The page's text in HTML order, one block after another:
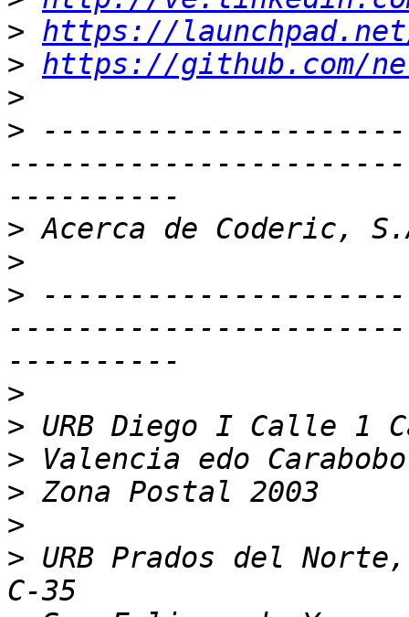
> https://
> https://github.com/
>
>
>
>
>
>
>
>
>
>
> URB Prados del